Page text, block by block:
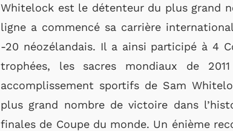
Whitelock est le détenteur du plus grand
ligne a commencé sa carrière
-20 néozélandais. Il a ainsi participé à 4
trophées, les sacres mondiaux de
accomplissement sportifs de Sam
plus grand nombre de victoire dans
finales de Coupe du monde. Un énième